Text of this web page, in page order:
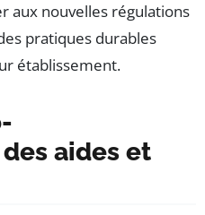
aux nouvelles régulations
pratiques durables
établissement.
aides et